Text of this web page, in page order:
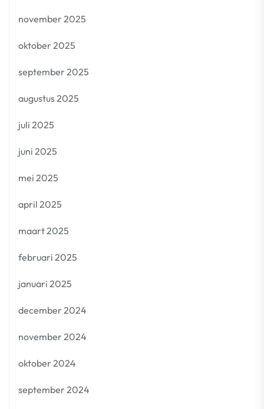
november 2025
oktober 2025
september 2025
augustus 2025
juli 2025
juni 2025
mei 2025
april 2025
maart 2025
februari 2025
januari 2025
december 2024
november 2024
oktober 2024
september 2024